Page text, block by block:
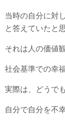
当時の自分に対
と答えていたと
それは人の価値
社会基準での幸
実際は、どうで
自分で自分を不